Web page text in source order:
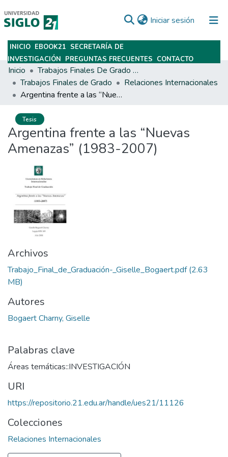
Iniciar sesión (current)
Subir
INICIO EBOOK21 SECRETARÍA DE
INVESTIGACIÓN PREGUNTAS FRECUENTES CONTACTO
Inicio
Trabajos Finales De Grado Y Posgrado
Trabajos Finales de Grado
Relaciones Internacionales
Argentina frente a las “Nuevas Amenazas” (1983-2007)
Tesis
Argentina frente a las “Nuevas
Amenazas” (1983-2007)
Archivos
Trabajo_Final_de_Graduación-_Giselle_Bogaert.pdf(2.63
MB)
Autores
Bogaert Charny, Giselle
Palabras clave
Áreas temáticas::INVESTIGACIÓN
URI
https://repositorio.21.edu.ar/handle/ues21/11126
Colecciones
Relaciones Internacionales